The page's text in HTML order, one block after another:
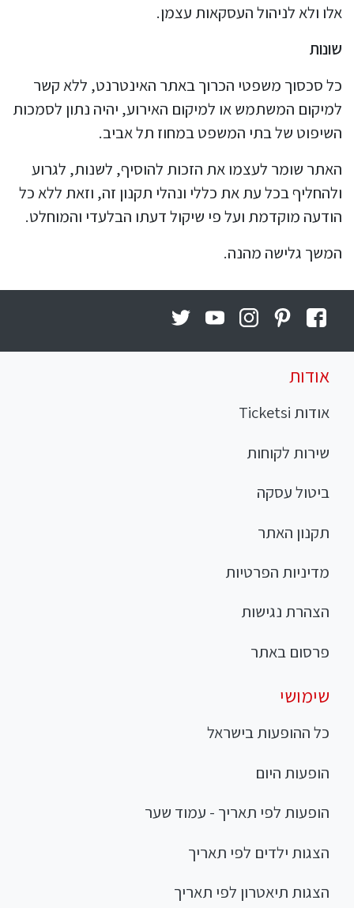
אלו ולא לניהול העסקאות עצמן.
שונות
כל סכסוך משפטי הכרוך באתר האינטרנט, ללא קשר
למיקום המשתמש או למיקום האירוע, יהיה נתון לסמכות
השיפוט של בתי המשפט במחוז תל אביב.
האתר שומר לעצמו את הזכות להוסיף, לשנות, לגרוע
ולהחליף בכל עת את כללי ונהלי תקנון זה, וזאת ללא כל
הודעה מוקדמת ועל פי שיקול דעתו הבלעדי והמוחלט.
המשך גלישה מהנה.
אודות
אודות Ticketsi
שירות לקוחות
ביטול עסקה
תקנון האתר
מדיניות הפרטיות
הצהרת נגישות
פרסום באתר
שימושי
כל ההופעות בישראל
הופעות היום
הופעות לפי תאריך - עמוד שער
הצגות ילדים לפי תאריך
הצגות תיאטרון לפי תאריך